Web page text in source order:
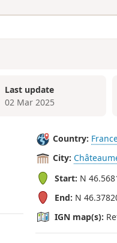
Last update
02 Mar 2025
Country:
City:
Start: N
End: N
IGN map(s):